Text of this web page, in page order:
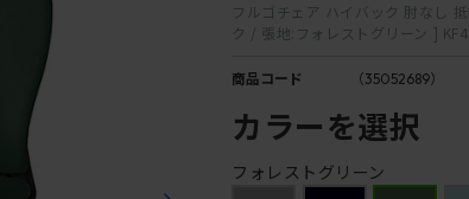
フルゴチェア ハイバック 肘なし
ク / 張地:フォレストグリーン ]
商品コード （35052689）
カラーを選択
フォレストグリーン